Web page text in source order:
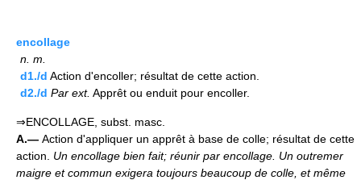
encollage
n. m.
d1./d Action d'encoller; résultat de cette action.
d2./d Par ext. Apprêt ou enduit pour encoller.
⇒ENCOLLAGE, subst. masc.
A.— Action d'appliquer un apprêt à base de colle; résultat de cette
action. Un encollage bien fait; réunir par encollage. Un outremer
maigre et commun exigera toujours beaucoup de colle, et même